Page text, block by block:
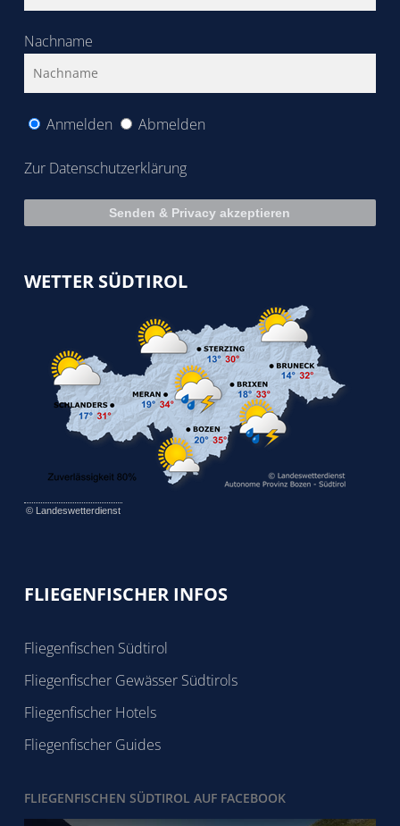
Nachname
Anmelden Abmelden
Zur Datenschutzerklärung
WETTER SÜDTIROL
© Landeswetterdienst
FLIEGENFISCHER INFOS
Fliegenfischen Südtirol
Fliegenfischer Gewässer Südtirols
Fliegenfischer Hotels
Fliegenfischer Guides
FLIEGENFISCHEN SÜDTIROL AUF FACEBOOK